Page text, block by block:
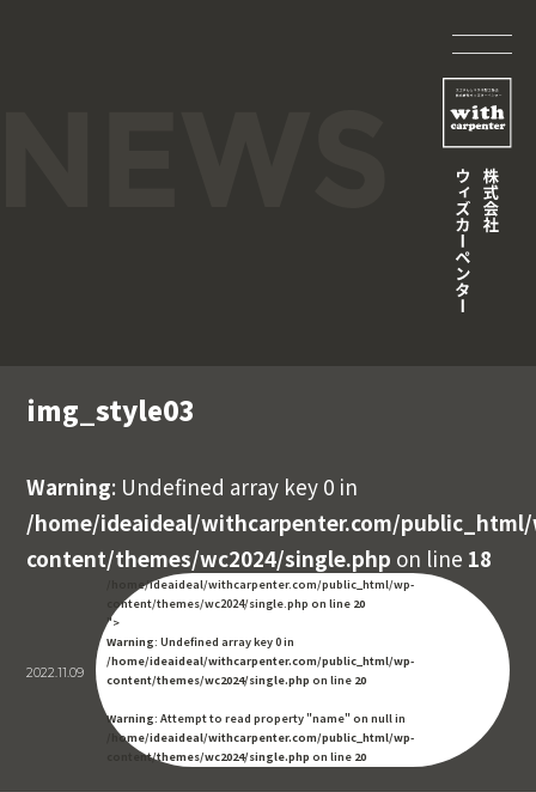
img_style03
Warning: Undefined array key 0 in
/home/ideaideal/withcarpenter.com/
content/themes/wc2024/single.php on line 18
2022.11.09
/home/ideaideal/withcarpenter.com/public_html/wp-
content/themes/wc2024/single.php on line 20
">
Warning: Undefined array key 0 in
/home/ideaideal/withcarpenter.com/public_html/wp-
content/themes/wc2024/single.php on line 20
Warning: Attempt to read property "name" on null in
/home/ideaideal/withcarpenter.com/public_html/wp-
content/themes/wc2024/single.php on line 20